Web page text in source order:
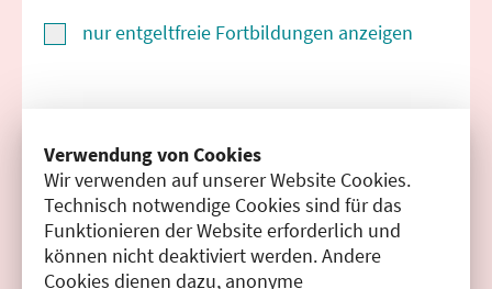
Verwendung von Cookies
Wir verwenden auf unserer Website Cookies.
Technisch notwendige Cookies sind für das
Funktionieren der Website erforderlich und
können nicht deaktiviert werden. Andere
Cookies dienen dazu, anonyme
nur entgeltfreie Fortbildungen anzeigen
Filter zurücksetzen
Ergebnisse drucken